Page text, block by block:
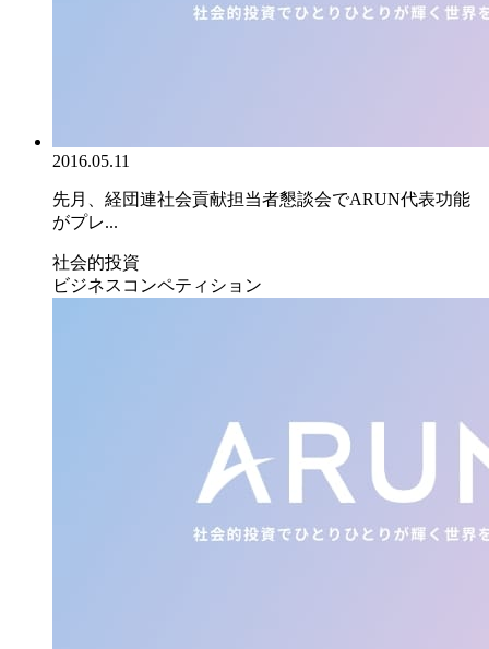
2016.05.11
先月、経団連社会貢献担当者懇談会でARUN代表功能
がプレ...
社会的投資
ビジネスコンペティション